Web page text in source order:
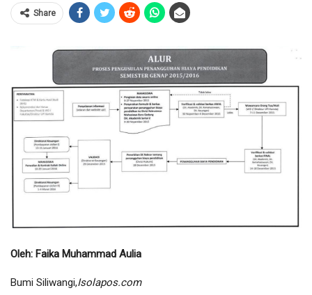
Share
Oleh: Faika Muhammad Aulia
Bumi Siliwangi,Isolapos.com